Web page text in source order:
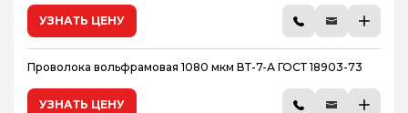
УЗНАТЬ ЦЕНУ
Проволока вольфрамовая 1080 мкм ВТ-7-А ГОСТ 18903-73
УЗНАТЬ ЦЕНУ